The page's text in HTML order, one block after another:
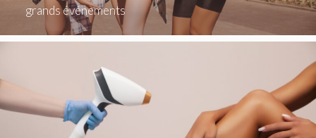
grands événements